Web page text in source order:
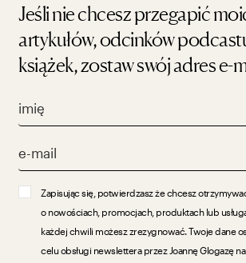
Jeśli nie chcesz przegapić
artykułów, odcinków
książek, zostaw swój adres e-
Zapisując się, potwierdzasz że chcesz
o nowościach, promocjach, produktach lub
każdej chwili możesz zrezygnować. Twoje dane
celu obsługi newslettera przez Joannę Glogazę